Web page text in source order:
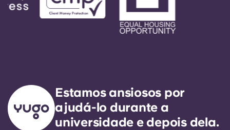
Estamos ansiosos por
ajudá-lo durante a
universidade e depois dela.